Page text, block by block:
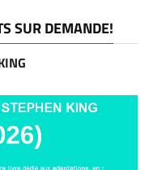
SUR DEMANDE!